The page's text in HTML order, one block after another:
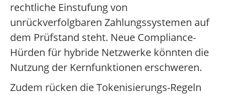
rechtliche Einstufung von
unrückverfolgbaren Zahlungssystemen auf
dem Prüfstand steht. Neue Compliance-
Hürden für hybride Netzwerke könnten die
Nutzung der Kernfunktionen erschweren.
Zudem rücken die Tokenisierungs-Regeln